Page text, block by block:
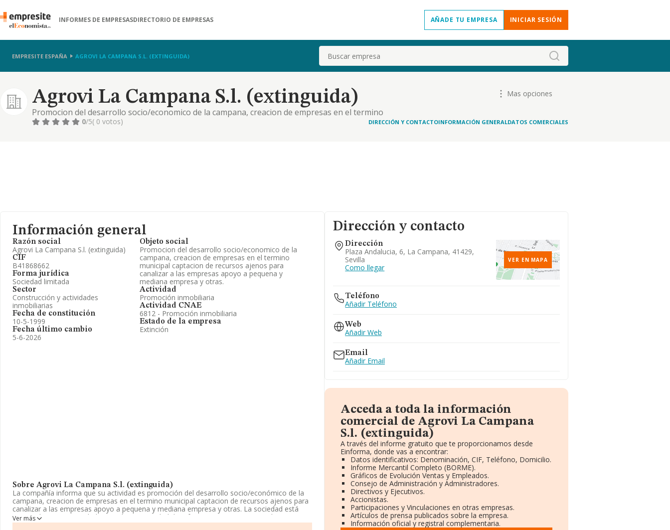
INFORMES DE EMPRESASDIRECTORIO DE EMPRESAS AÑADE TU EMPRESA INICIAR SESIÓN
EMPRESITE ESPAÑA AGROVI LA CAMPANA S.L. (EXTINGUIDA) Buscar
Agrovi La Campana S.l. (extinguida)
Promocion del desarrollo socio/economico de la campana, creacion de empresas en el termino
municipal captacion de recursos ajenos para canalizar a las empresas apoyo a pequena y mediana
Mas opciones
0/5( 0 votos) DIRECCIÓN Y CONTACTOINFORMACIÓN GENERALDATOS COMERCIALES
Información general
Razón social
Agrovi La Campana S.l. (extinguida)
CIF
B41868662
Forma jurídica
Sociedad limitada
Sector
Construcción y actividades
inmobiliarias
Fecha de constitución
10-5-1999
Fecha último cambio
5-6-2026
Objeto social
Promocion del desarrollo socio/economico de la
campana, creacion de empresas en el termino
municipal captacion de recursos ajenos para
canalizar a las empresas apoyo a pequena y
mediana empresa y otras.
Actividad
Promoción inmobiliaria
Actividad CNAE
6812 - Promoción inmobiliaria
Estado de la empresa
Extinción
Sobre Agrovi La Campana S.l. (extinguida)
La compañía informa que su actividad es promoción del desarrollo socio/económico de la
campana, creacion de empresas en el termino municipal captacion de recursos ajenos para
canalizar a las empresas apoyo a pequena y mediana empresa y otras. La sociedad está
registrada como Sociedad Limitada. La actividad de referencia CNAE corresponde a
'%cnae%', cuyo Código es 6812. La empresa no tiene actividad en mercados exteriores.
Ver más
Dirección y contacto
Dirección
Plaza Andalucia, 6, La Campana, 41429,
Sevilla
Como llegar
VER EN MAPA
Teléfono
Añadir Teléfono
Web
Añadir Web
Email
Añadir Email
Acceda a toda la información
comercial de Agrovi La Campana
S.l. (extinguida)
A través del informe gratuito que te proporcionamos desde
Einforma, donde vas a encontrar:
Datos identificativos: Denominación, CIF, Teléfono, Domicilio.
Informe Mercantil Completo (BORME).
Gráficos de Evolución Ventas y Empleados.
Consejo de Administración y Administradores.
Directivos y Ejecutivos.
Accionistas.
Participaciones y Vinculaciones en otras empresas.
Artículos de prensa publicados sobre la empresa.
Información oficial y registral complementaria.